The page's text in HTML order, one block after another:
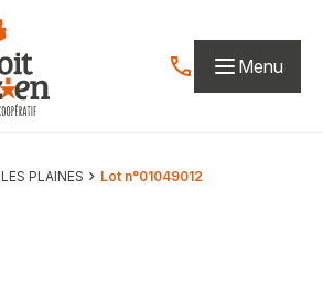
Contactez-nous
Menu
LES PLAINES Lot n°01049012